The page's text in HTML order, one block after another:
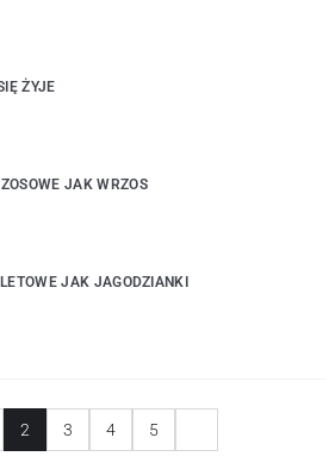
ŻYJE
JAK WRZOS
JAK JAGODZIANKI
2 3 4 5